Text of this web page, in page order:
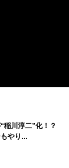
稲川淳二”化！？
もやり...